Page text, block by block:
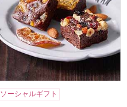
ソーシャルギフト